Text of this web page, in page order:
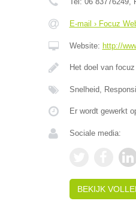
E-mail › Focuz
Website: http://
Het doel van
Snelheid,
Er wordt gewerkt
Sociale media:
BEKIJK